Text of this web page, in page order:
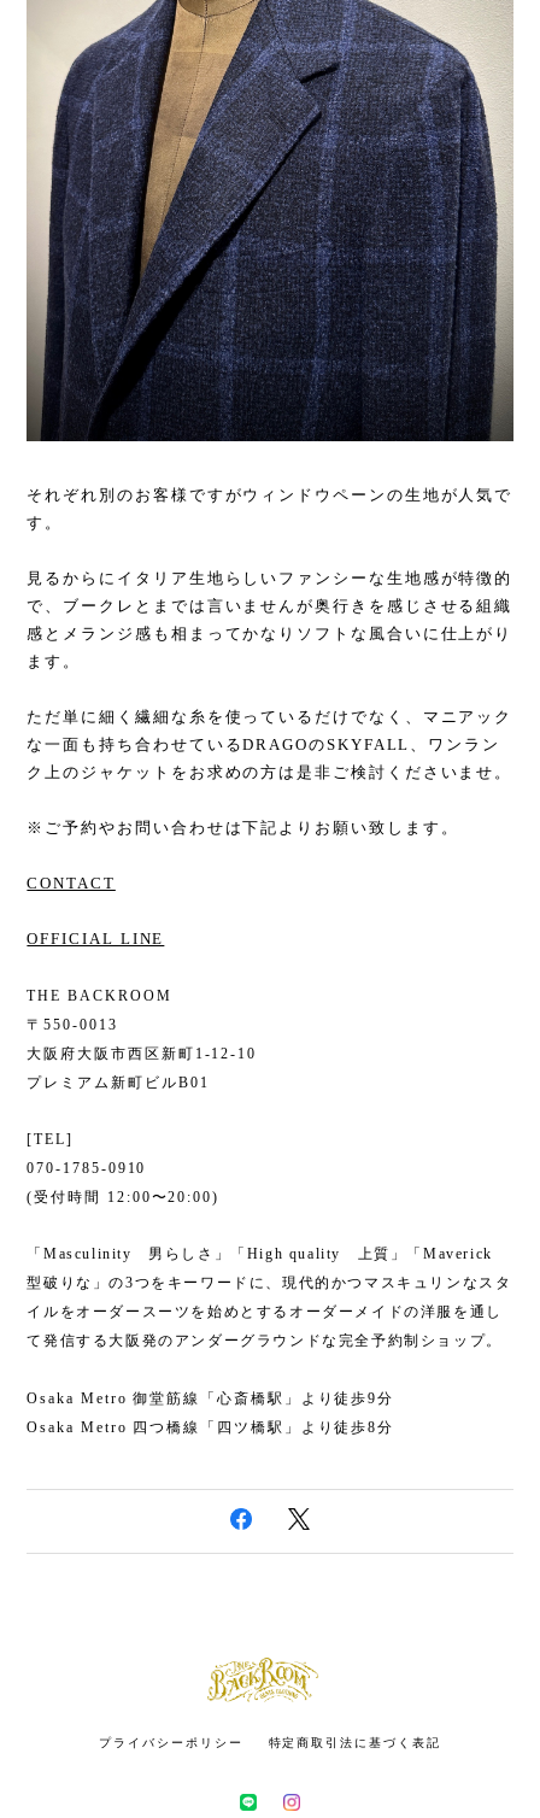
それぞれ別のお客様ですがウィンドウペーンの生地が人気で
す。
見るからにイタリア生地らしいファンシーな生地感が特徴的
で、ブークレとまでは言いませんが奥行きを感じさせる組織
感とメランジ感も相まってかなりソフトな風合いに仕上がり
ます。
ただ単に細く繊細な糸を使っているだけでなく、マニアック
な一面も持ち合わせているDRAGOのSKYFALL、ワンラン
ク上のジャケットをお求めの方は是非ご検討くださいませ。
※ご予約やお問い合わせは下記よりお願い致します。
CONTACT
OFFICIAL LINE
THE BACKROOM
〒550-0013
大阪府大阪市西区新町1-12-10
プレミアム新町ビルB01
[TEL]
070-1785-0910
(受付時間 12:00〜20:00)
「Masculinity 男らしさ」「High quality 上質」「Maverick
型破りな」の3つをキーワードに、現代的かつマスキュリンなスタ
イルをオーダースーツを始めとするオーダーメイドの洋服を通し
て発信する大阪発のアンダーグラウンドな完全予約制ショップ。
Osaka Metro 御堂筋線「心斎橋駅」より徒歩9分
Osaka Metro 四つ橋線「四ツ橋駅」より徒歩8分
プライバシーポリシー 特定商取引法に基づく表記